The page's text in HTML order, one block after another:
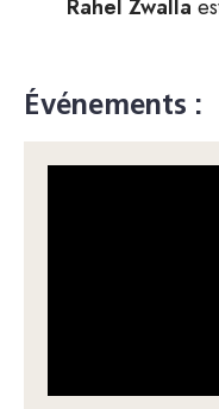
Rahel Zwalla
Événements :